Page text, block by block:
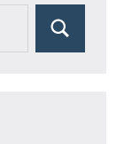
Поиск